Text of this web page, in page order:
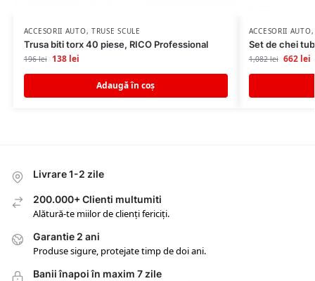
ACCESORII AUTO, TRUSE SCULE
Trusa biti torx 40 piese, RICO Professional
196lei 138 lei
Adaugă în coș
ACCESORII AUTO
Set de chei
1,082lei 662 lei
Livrare 1-2 zile
200.000+ Clienti multumiti
Alătură-te miilor de clienți fericiți.
Garantie 2 ani
Produse sigure, protejate timp de doi ani.
Banii înapoi în maxim 7 zile